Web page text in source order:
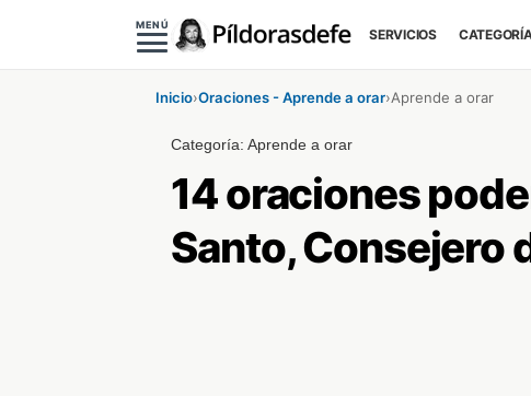
MENÚ
SERVICIOS
Inicio›Oraciones - Aprende a orar›Aprende a orar
Categoría:Aprende a orar
14 oraciones
Santo, Consejero